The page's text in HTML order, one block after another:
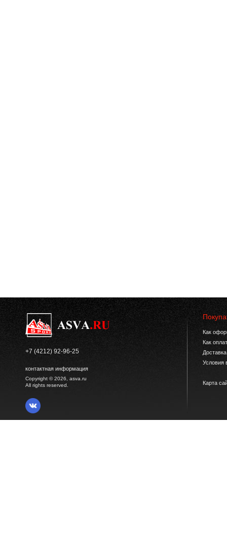
+7 (4212) 92-96-25
контактная информация
Copyright © 2026, asva.ru
All rights reserved.
Как
Как
Условия
Карта